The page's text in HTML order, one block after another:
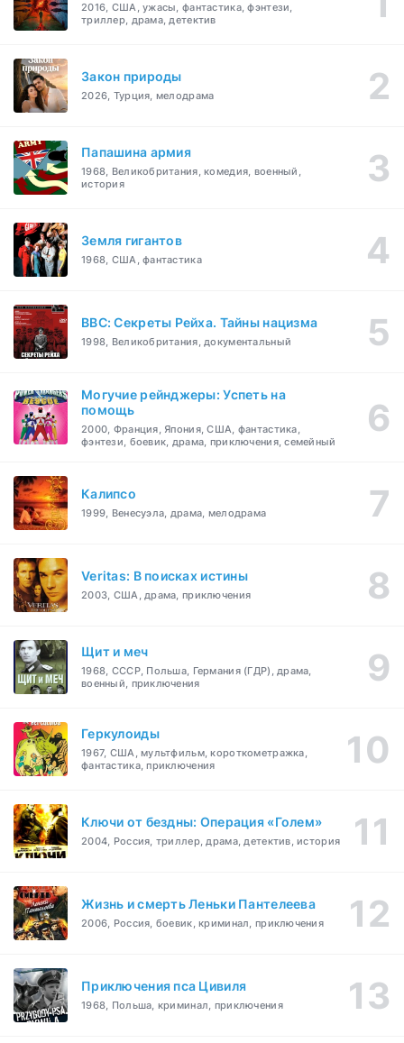
2016, США, ужасы, фантастика, фэнтези,
триллер, драма, детектив
Закон природы
2026, Турция, мелодрама
Папашина армия
1968, Великобритания, комедия, военный,
история
Земля гигантов
1968, США, фантастика
BBC: Секреты Рейха. Тайны нацизма
1998, Великобритания, документальный
Могучие рейнджеры: Успеть на
помощь
2000, Франция, Япония, США, фантастика,
фэнтези, боевик, драма, приключения, семейный
Калипсо
1999, Венесуэла, драма, мелодрама
Veritas: В поисках истины
2003, США, драма, приключения
Щит и меч
1968, СССР, Польша, Германия (ГДР), драма,
военный, приключения
Геркулоиды
1967, США, мультфильм, короткометражка,
фантастика, приключения
Ключи от бездны: Операция «Голем»
2004, Россия, триллер, драма, детектив, история
Жизнь и смерть Леньки Пантелеева
2006, Россия, боевик, криминал, приключения
Приключения пса Цивиля
1968, Польша, криминал, приключения